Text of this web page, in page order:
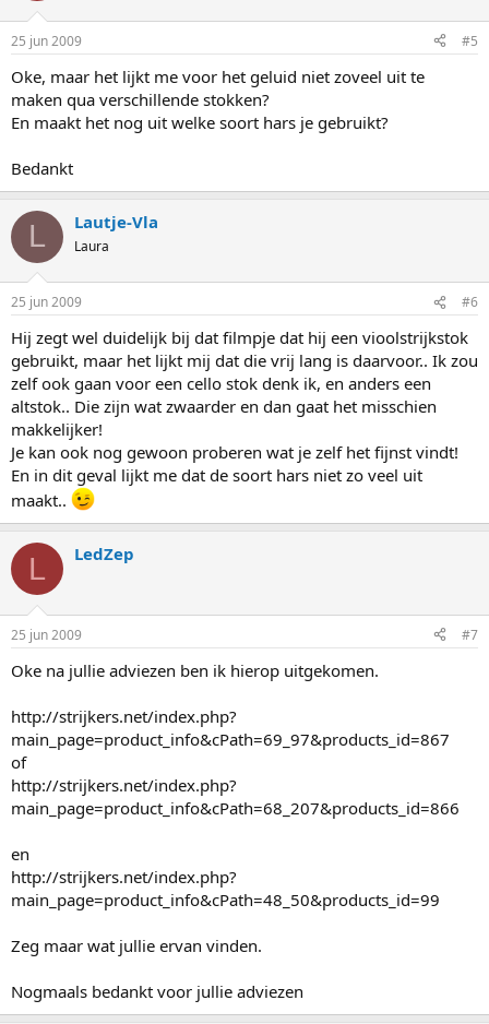
25 jun 2009 #5
Oke, maar het lijkt me voor het geluid niet zoveel uit te
maken qua verschillende stokken?
En maakt het nog uit welke soort hars je gebruikt?
Bedankt
L Lautje-Vla
Laura
25 jun 2009 #6
Hij zegt wel duidelijk bij dat filmpje dat hij een vioolstrijkstok
gebruikt, maar het lijkt mij dat die vrij lang is daarvoor.. Ik zou
zelf ook gaan voor een cello stok denk ik, en anders een
altstok.. Die zijn wat zwaarder en dan gaat het misschien
makkelijker!
Je kan ook nog gewoon proberen wat je zelf het fijnst vindt!
En in dit geval lijkt me dat de soort hars niet zo veel uit
maakt..
L LedZep
25 jun 2009 #7
Oke na jullie adviezen ben ik hierop uitgekomen.
http://strijkers.net/index.php?
main_page=product_info&cPath=69_97&products_id=867
of
http://strijkers.net/index.php?
main_page=product_info&cPath=68_207&products_id=866
en
http://strijkers.net/index.php?
main_page=product_info&cPath=48_50&products_id=99
Zeg maar wat jullie ervan vinden.
Nogmaals bedankt voor jullie adviezen